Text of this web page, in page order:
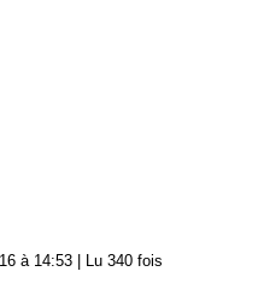
à 14:53 | Lu 340 fois